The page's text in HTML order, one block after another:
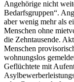
Angehörige nicht
Bedarfsgruppen“.
aber wenig mehr als
Menschen ohne
die Zehntausende.
Menschen
wohnungslos
Geflüchtete mit